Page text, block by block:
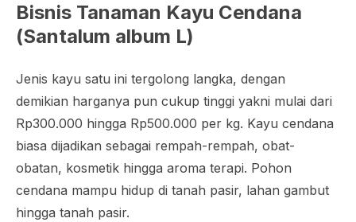
Bisnis Tanaman Kayu Cendana
(Santalum album L)
Jenis kayu satu ini tergolong langka, dengan
demikian harganya pun cukup tinggi yakni mulai dari
Rp300.000 hingga Rp500.000 per kg. Kayu cendana
biasa dijadikan sebagai rempah-rempah, obat-
obatan, kosmetik hingga aroma terapi. Pohon
cendana mampu hidup di tanah pasir, lahan gambut
hingga tanah pasir.